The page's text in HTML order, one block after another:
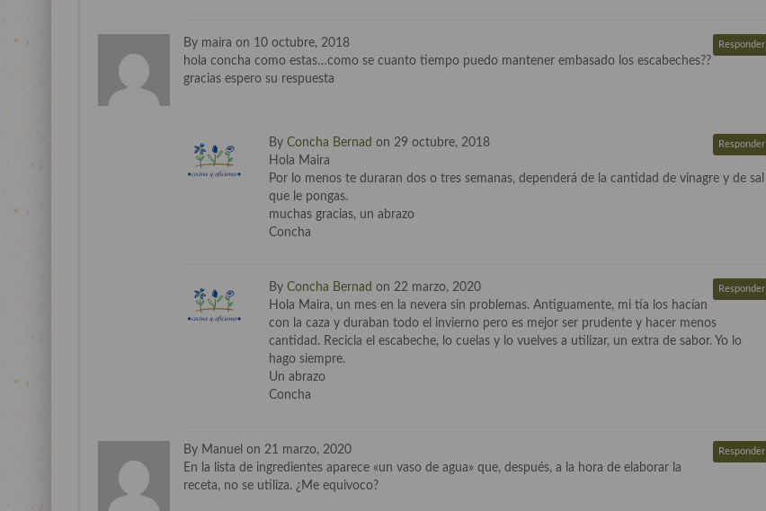
By maira on 10 octubre, 2018 Responder
hola concha como estas…como se cuanto tiempo puedo mantener embasado los escabeches??
gracias espero su respuesta
By Concha Bernad on 29 octubre, 2018 Responder
Hola Maira
Por lo menos te duraran dos o tres semanas, dependerá de la cantidad de vinagre y de sal
que le pongas.
muchas gracias, un abrazo
Concha
By Concha Bernad on 22 marzo, 2020 Responder
Hola Maira, un mes en la nevera sin problemas. Antiguamente, mi tía los hacían
con la caza y duraban todo el invierno pero es mejor ser prudente y hacer menos
cantidad. Recicla el escabeche, lo cuelas y lo vuelves a utilizar, un extra de sabor. Yo lo
hago siempre.
Un abrazo
Concha
By Manuel on 21 marzo, 2020 Responder
En la lista de ingredientes aparece «un vaso de agua» que, después, a la hora de elaborar la
receta, no se utiliza. ¿Me equivoco?